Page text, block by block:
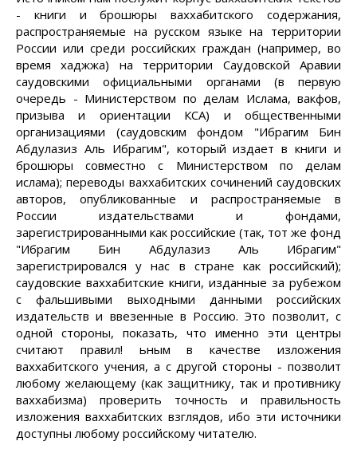
- книги и брошюры ваххабитского содержания,
распространяемые на русском языке на территории
России или среди российских граждан (например, во
время хаджжа) на территории Саудовской Аравии
саудовскими официальными органами (в первую
очередь - Министерством по делам Ислама, вакфов,
призыва и ориентации КСА) и общественными
организациями (саудовским фондом "Ибрагим Бин
Абдулазиз Аль Ибрагим", который издает в книги и
брошюры совместно с Министерством по делам
ислама); переводы ваххабитских сочинений саудовских
авторов, опубликованные и распространяемые в
России издательствами и фондами,
зарегистрированными как российские (так, тот же фонд
"Ибрагим Бин Абдулазиз Аль Ибрагим"
зарегистрировался у нас в стране как российский);
саудовские ваххабитские книги, изданные за рубежом
с фальшивыми выходными данными российских
издательств и ввезенные в Россию. Это позволит, с
одной стороны, показать, что именно эти центры
считают правил! ьным в качестве изложения
ваххабитского учения, а с другой стороны - позволит
любому желающему (как защитнику, так и противнику
ваххабизма) проверить точность и правильность
изложения ваххабитских взглядов, ибо эти источники
доступны любому российскому читателю.